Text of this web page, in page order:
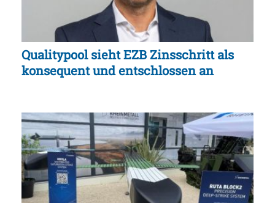
Qualitypool sieht EZB Zinsschritt als
konsequent und entschlossen an